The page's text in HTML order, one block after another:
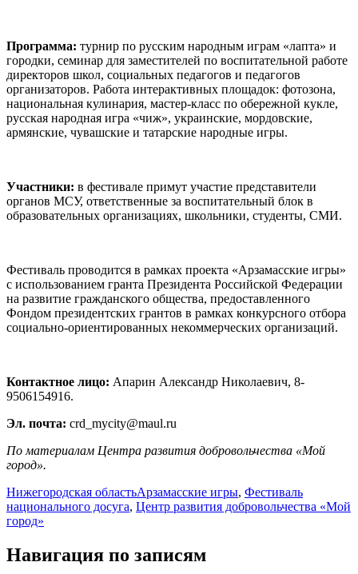
Программа: турнир по русским народным играм «лапта» и
городки, семинар для заместителей по воспитательной работе
директоров школ, социальных педагогов и педагогов
организаторов. Работа интерактивных площадок: фотозона,
национальная кулинария, мастер-класс по обережной кукле,
русская народная игра «чиж», украинские, мордовские,
армянские, чувашские и татарские народные игры.
Участники: в фестивале примут участие представители
органов МСУ, ответственные за воспитательный блок в
образовательных организациях, школьники, студенты, СМИ.
Фестиваль проводится в рамках проекта «Арзамасские игры»
с использованием гранта Президента Российской Федерации
на развитие гражданского общества, предоставленного
Фондом президентских грантов в рамках конкурсного отбора
социально-ориентированных некоммерческих организаций.
Контактное лицо: Апарин Александр Николаевич, 8-
9506154916.
Эл. почта: crd_mycity@maul.ru
По материалам Центра развития добровольчества «Мой
город».
Нижегородская областьАрзамасские игры, Фестиваль
национального досуга, Центр развития добровольчества «Мой
город»
Навигация по записям